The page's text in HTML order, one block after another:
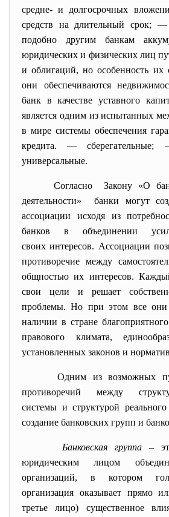
средне- и долгосрочных
средств на длительный срок;
подобно другим банкам
юридических и физических лиц
и облигаций, но особенность их
они обеспечиваются
банк в качестве уставного
является одним из испытанных
в мире системы обеспечения
кредита. —
универсальные.
Согласно Закону «О
деятельности» банки могут
ассоциации исходя из
банков в объединении
своих интересов. Ассоциации
противоречие между
общностью их интересов.
свои цели и решает
проблемы. Но при этом все они
наличии в стране
правового климата,
установленных законов и
Одним из возможных
противоречий между
системы и структурой
создание банковских групп и
Банковская группа–
юридическим лицом
организаций, в котором
организация оказывает прямо
третье лицо) существенное